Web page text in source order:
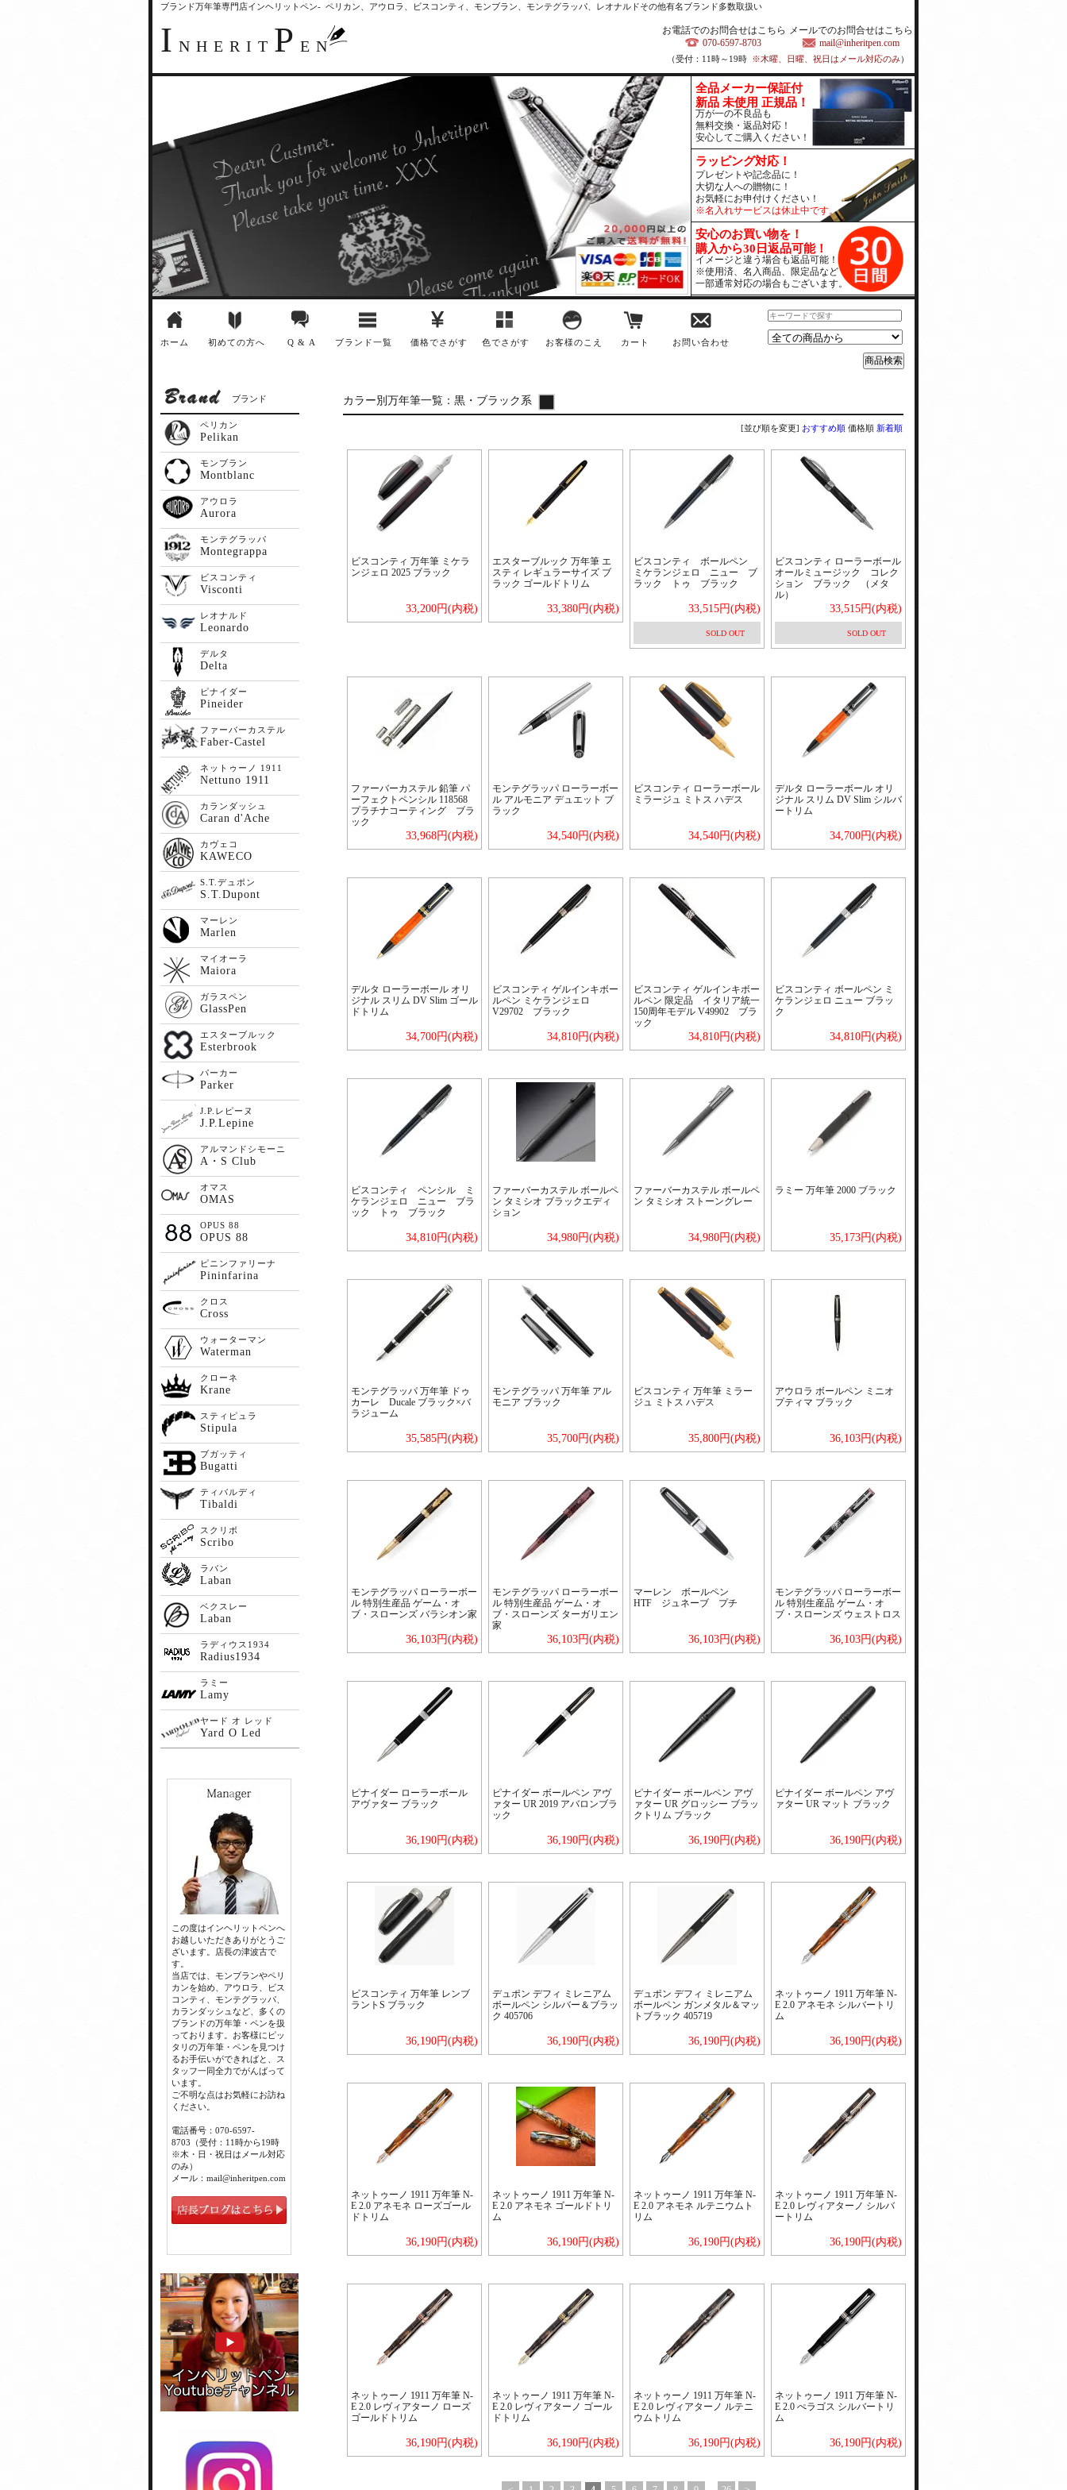
ブランド万年筆専門店インヘリットペン- ペリカン、アウロラ、ビスコンティ、モンブラン、モンテグラッパ、レオナルドその他有名ブランド多数取扱い
I NHERIT P EN
お電話でのお問合せはこちら
070-6597-8703
メールでのお問合せはこちら
mail@inheritpen.com
（受付：11時～19時 ※木曜、日曜、祝日はメール対応のみ）
全品メーカー保証付
新品 未使用 正規品！
万が一の不良品も
無料交換・返品対応！
安心してご購入ください！
ラッピング対応！
プレゼントや記念品に！
大切な人への贈物に！
お気軽にお申付けください！
※名入れサービスは休止中です。
安心のお買い物を！
購入から30日返品可能！
イメージと違う場合も返品可能！
※使用済、名入商品、限定品など
一部通常対応の場合もございます。
ホーム 初めての方へ Q & A ブランド一覧 価格でさがす 色でさがす お客様のこえ カート お問い合わせ
カラー別万年筆一覧： 黒・ブラック系
[並び順を変更] おすすめ順 価格順 新着順
ビスコンティ 万年筆 ミケラ
ンジェロ 2025 ブラック
33,200円(内税)
エスターブルック 万年筆 エ
スティ レギュラーサイズ ブ
ラック ゴールドトリム
33,380円(内税)
ビスコンティ ボールペン
ミケランジェロ ニュー ブ
ラック トゥ ブラック
33,515円(内税)
SOLD OUT
ビスコンティ ローラーボール
オールミュージック コレク
ション ブラック （メタ
ル）
33,515円(内税)
SOLD OUT
ファーバーカステル 鉛筆 パ
ーフェクトペンシル 118568
プラチナコーティング ブラ
ック
33,968円(内税)
モンテグラッパ ローラーボー
ル アルモニア デュエット ブ
ラック
34,540円(内税)
ビスコンティ ローラーボール
ミラージュ ミトス ハデス
34,540円(内税)
デルタ ローラーボール オリ
ジナル スリム DV Slim シルバ
ートリム
34,700円(内税)
デルタ ローラーボール オリ
ジナル スリム DV Slim ゴール
ドトリム
34,700円(内税)
ビスコンティ ゲルインキボー
ルペン ミケランジェロ
V29702 ブラック
34,810円(内税)
ビスコンティ ゲルインキボー
ルペン 限定品 イタリア統一
150周年モデル V49902 ブラ
ック
34,810円(内税)
ビスコンティ ボールペン ミ
ケランジェロ ニュー ブラッ
ク
34,810円(内税)
ビスコンティ ペンシル ミ
ケランジェロ ニュー ブラ
ック トゥ ブラック
34,810円(内税)
ファーバーカステル ボールペ
ン タミシオ ブラックエディ
ション
34,980円(内税)
ファーバーカステル ボールペ
ン タミシオ ストーングレー
34,980円(内税)
ラミー 万年筆 2000 ブラック
35,173円(内税)
モンテグラッパ 万年筆 ドゥ
カーレ Ducale ブラック×バ
ラジューム
35,585円(内税)
モンテグラッパ 万年筆 アル
モニア ブラック
35,700円(内税)
ビスコンティ 万年筆 ミラー
ジュ ミトス ハデス
35,800円(内税)
アウロラ ボールペン ミニオ
プティマ ブラック
36,103円(内税)
モンテグラッパ ローラーボー
ル 特別生産品 ゲーム・オ
ブ・スローンズ バラシオン家
36,103円(内税)
モンテグラッパ ローラーボー
ル 特別生産品 ゲーム・オ
ブ・スローンズ ターガリエン
家
36,103円(内税)
マーレン ボールペン
HTF ジュネーブ プチ
36,103円(内税)
モンテグラッパ ローラーボー
ル 特別生産品 ゲーム・オ
ブ・スローンズ ウェストロス
36,103円(内税)
ピナイダー ローラーボール
アヴァター ブラック
36,190円(内税)
ピナイダー ボールペン アヴ
ァター UR 2019 アバロンブラ
ック
36,190円(内税)
ピナイダー ボールペン アヴ
ァター UR グロッシー ブラッ
クトリム ブラック
36,190円(内税)
ピナイダー ボールペン アヴ
ァター UR マット ブラック
36,190円(内税)
ビスコンティ 万年筆 レンブ
ラントS ブラック
36,190円(内税)
デュポン デフィ ミレニアム
ボールペン シルバー＆ブラッ
ク 405706
36,190円(内税)
デュポン デフィ ミレニアム
ボールペン ガンメタル＆マッ
トブラック 405719
36,190円(内税)
ネットゥーノ 1911 万年筆 N-
E 2.0 アネモネ シルバートリ
ム
36,190円(内税)
ネットゥーノ 1911 万年筆 N-
E 2.0 アネモネ ローズゴール
ドトリム
36,190円(内税)
ネットゥーノ 1911 万年筆 N-
E 2.0 アネモネ ゴールドトリ
ム
36,190円(内税)
ネットゥーノ 1911 万年筆 N-
E 2.0 アネモネ ルテニウムト
リム
36,190円(内税)
ネットゥーノ 1911 万年筆 N-
E 2.0 レヴィアターノ シルバ
ートリム
36,190円(内税)
ネットゥーノ 1911 万年筆 N-
E 2.0 レヴィアターノ ローズ
ゴールドトリム
36,190円(内税)
ネットゥーノ 1911 万年筆 N-
E 2.0 レヴィアターノ ゴール
ドトリム
36,190円(内税)
ネットゥーノ 1911 万年筆 N-
E 2.0 レヴィアターノ ルテニ
ウムトリム
36,190円(内税)
ネットゥーノ 1911 万年筆 N-
E 2.0 ぺラゴス シルバートリ
ム
36,190円(内税)
ブランド
ペリカン
Pelikan
モンブラン
Montblanc
アウロラ
Aurora
モンテグラッパ
Montegrappa
ビスコンティ
Visconti
レオナルド
Leonardo
デルタ
Delta
ピナイダー
Pineider
ファーバーカステル
Faber-Castel
ネットゥーノ 1911
Nettuno 1911
カランダッシュ
Caran d'Ache
カヴェコ
KAWECO
S.T.デュポン
S.T.Dupont
マーレン
Marlen
マイオーラ
Maiora
ガラスペン
GlassPen
エスターブルック
Esterbrook
パーカー
Parker
J.P.レピーヌ
J.P.Lepine
アルマンドシモーニ
A・S Club
オマス
OMAS
OPUS 88
OPUS 88
ピニンファリーナ
Pininfarina
クロス
Cross
ウォーターマン
Waterman
クローネ
Krane
スティピュラ
Stipula
ブガッティ
Bugatti
ティバルディ
Tibaldi
スクリボ
Scribo
ラバン
Laban
ベクスレー
Laban
ラディウス1934
Radius1934
ラミー
Lamy
ヤード オ レッド
Yard O Led
この度はインヘリットペンへ
お越しいただきありがとうご
ざいます。店長の津波古で
す。
当店では、モンブランやペリ
カンを始め、アウロラ、ビス
コンティ、モンテグラッパ、
カランダッシュなど、多くの
ブランドの万年筆・ペンを扱
っております。お客様にピッ
タリの万年筆・ペンを見つけ
るお手伝いができればと、ス
タッフ一同全力でがんばって
います。
ご不明な点はお気軽にお訪ね
ください。
電話番号：070-6597-
8703（受付：11時から19時
※木・日・祝日はメール対応
のみ）
メール：mail@inheritpen.com